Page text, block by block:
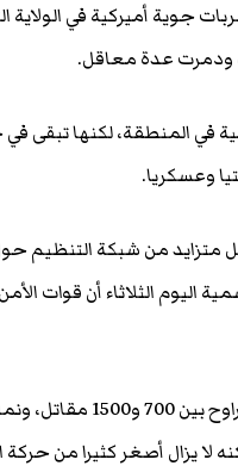
أميركية في الولاية
ودمرت عدة معاقل.
في المنطقة، لكنها تبقى
وعسكريا.
متزايد من شبكة التنظيم
اليوم الثلاثاء أن
وتشير التقديرات إلى أن عدد مقاتلي “داعش”
لا يزال أصغر كثيرا من حركة